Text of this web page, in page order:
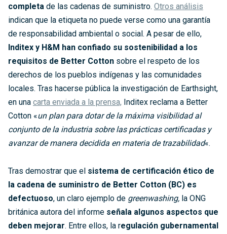
completa de las cadenas de suministro. Otros análisis
indican que la etiqueta no puede verse como una garantía
de responsabilidad ambiental o social. A pesar de ello,
Inditex y H&M han confiado su sostenibilidad a los
requisitos de Better Cotton sobre el respeto de los
derechos de los pueblos indígenas y las comunidades
locales. Tras hacerse pública la investigación de Earthsight,
en una carta enviada a la prensa, Inditex reclama a Better
Cotton «un plan para dotar de la máxima visibilidad al
conjunto de la industria sobre las prácticas certificadas y
avanzar de manera decidida en materia de trazabilidad«.
Tras demostrar que el sistema de certificación ético de
la cadena de suministro de Better Cotton (BC) es
defectuoso, un claro ejemplo de greenwashing, la ONG
británica autora del informe señala algunos aspectos que
deben mejorar. Entre ellos, la regulación gubernamental